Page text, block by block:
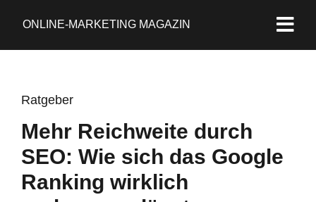
ONLINE-MARKETING MAGAZIN
Ratgeber
Mehr Reichweite durch
SEO: Wie sich das Google
Ranking wirklich